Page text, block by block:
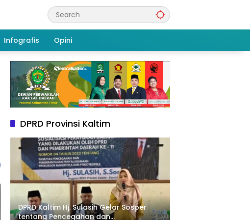
Infografis Opini
DPRD Provinsi Kaltim
DPRD Kaltim Hj. Sulasih Gelar Sosper
tentang Pencegahan dan